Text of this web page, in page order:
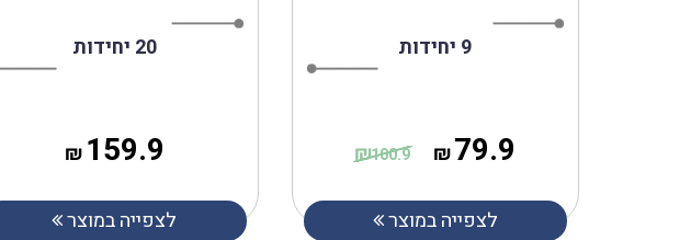
20 יחידות
159.9
₪
לצפייה במוצר
9 יחידות
79.9
₪
100.9
₪
לצפייה במוצר